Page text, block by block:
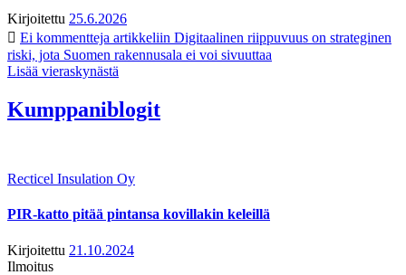
Kirjoitettu 25.6.2026
Ei kommentteja artikkeliin Digitaalinen riippuvuus on strateginen
riski, jota Suomen rakennusala ei voi sivuuttaa
Lisää vieraskynästä
Kumppaniblogit
Recticel Insulation Oy
PIR-katto pitää pintansa kovillakin keleillä
Kirjoitettu 21.10.2024
Ilmoitus